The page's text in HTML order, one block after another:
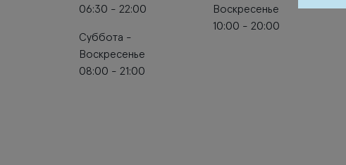
06:30 - 22:00
Суббота -
Воскресенье
08:00 - 21:00
Воскресенье
10:00 - 20:00